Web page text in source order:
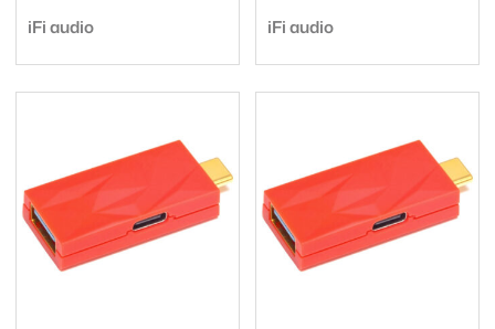
Tuotemerkki:
iFi audio Tuotemerkki:
iFi audio